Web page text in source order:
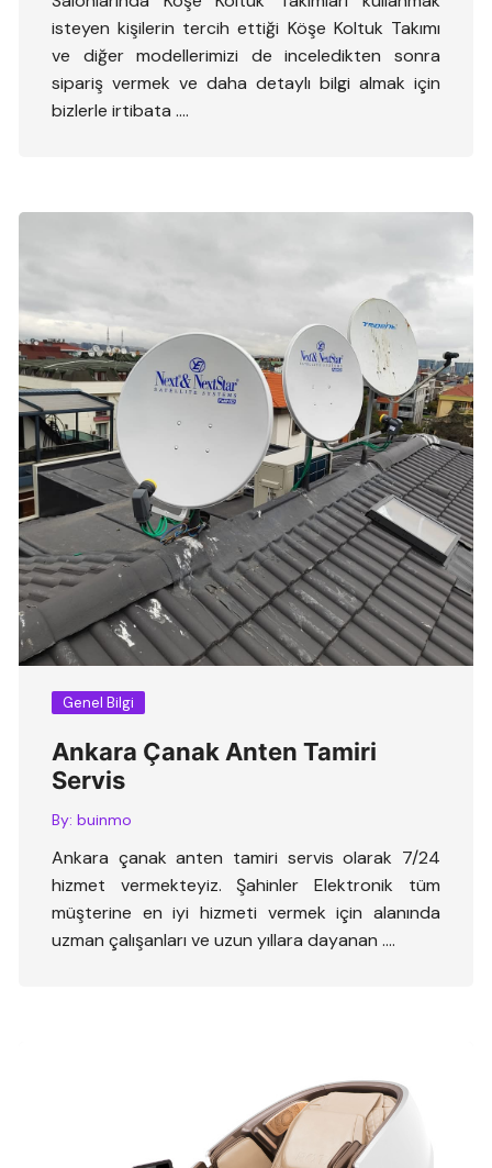
isteyen kişilerin tercih ettiği Köşe Koltuk Takımı
ve diğer modellerimizi de inceledikten sonra
sipariş vermek ve daha detaylı bilgi almak için
bizlerle irtibata ….
Genel Bilgi
Ankara Çanak Anten Tamiri
Servis
By: buinmo
Ankara çanak anten tamiri servis olarak 7/24
hizmet vermekteyiz. Şahinler Elektronik tüm
müşterine en iyi hizmeti vermek için alanında
uzman çalışanları ve uzun yıllara dayanan ….